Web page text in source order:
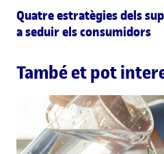
Quatre estratègies dels
a seduir els consumidors
També et pot